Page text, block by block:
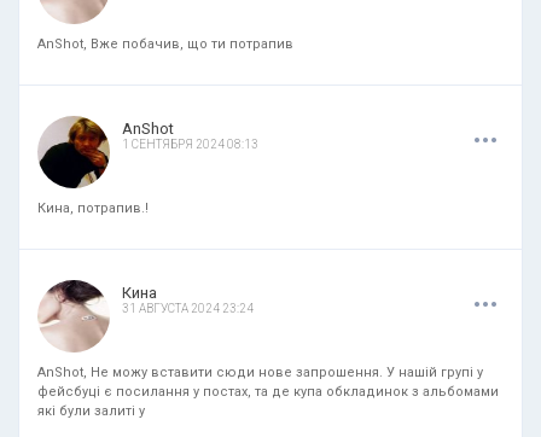
AnShot, Вже побачив, що ти потрапив
AnShot
1 СЕНТЯБРЯ 2024 08:13 ...
Кина, потрапив.!
Кина
31 АВГУСТА 2024 23:24 ...
AnShot, Не можу вставити сюди нове запрошення. У нашій групі у
фейсбуці є посилання у постах, та де купа обкладинок з альбомами
які були залиті у